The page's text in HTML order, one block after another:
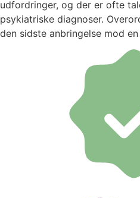
udfordringer, og der er ofte
psykiatriske diagnoser.
den sidste anbringelse mod